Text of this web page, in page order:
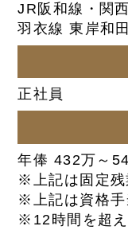
JR阪和線・関
羽衣線 東岸和
正社員
年俸 432万～
※上記は固定残
※上記は資格手
※12時間を超